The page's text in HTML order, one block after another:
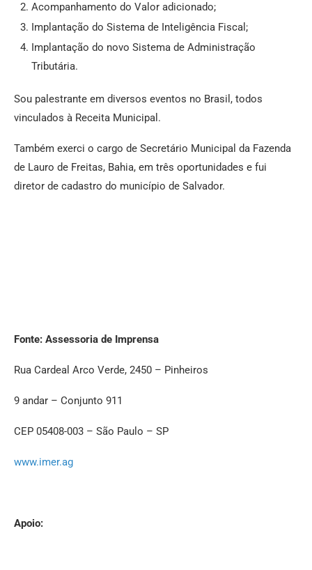
Acompanhamento do Valor adicionado;
Implantação do Sistema de Inteligência Fiscal;
Implantação do novo Sistema de Administração
Tributária.
Sou palestrante em diversos eventos no Brasil, todos
vinculados à Receita Municipal.
Também exerci o cargo de Secretário Municipal da Fazenda
de Lauro de Freitas, Bahia, em três oportunidades e fui
diretor de cadastro do município de Salvador.
Fonte: Assessoria de Imprensa
Rua Cardeal Arco Verde, 2450 – Pinheiros
9 andar – Conjunto 911
CEP 05408-003 – São Paulo – SP
www.imer.ag
Apoio: